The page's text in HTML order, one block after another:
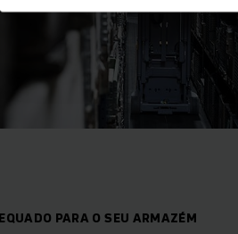
PARA O SEU ARMAZÉM